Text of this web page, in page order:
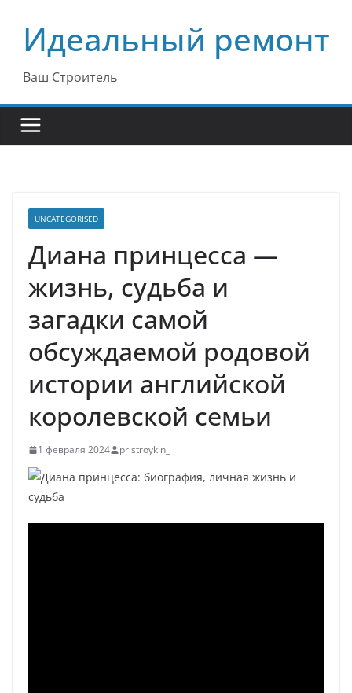
содержимому
Идеальный ремонт
Ваш Строитель
UNCATEGORISED
Диана принцесса —
жизнь, судьба и
загадки самой
обсуждаемой родовой
истории английской
королевской семьи
1 февраля 2024 pristroykin_